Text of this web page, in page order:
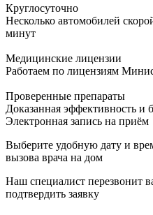
Круглосуточно
Несколько автомобилей
минут
Медицинские лицензии
Работаем по лицензиям
Проверенные препараты
Доказанная эффективность и
Электронная запись на приём
Выберите удобную дату и
вызова врача на дом
Наш специалист перезвонит
подтвердить заявку